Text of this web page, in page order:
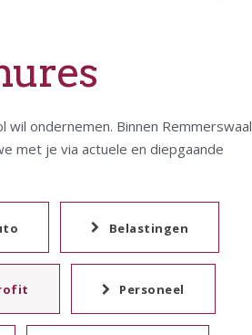
wil ondernemen. Binnen Remmerswaal
met je via actuele en diepgaande
Belastingen
Personeel